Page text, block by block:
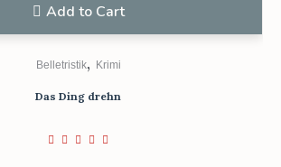
Add to Cart
Belletristik, Krimi
Das Ding drehn